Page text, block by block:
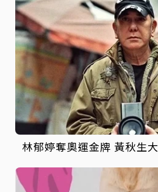
林郁婷奪奧運金牌 黃秋生